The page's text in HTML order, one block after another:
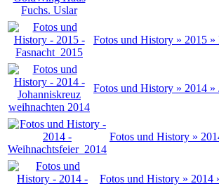
Fotos und History » 2015 »
Fotos und History » 2014 »
Fotos und History »
Fotos und History » 2014